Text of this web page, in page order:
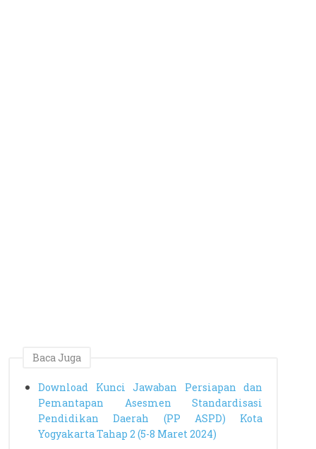
Baca Juga
Download Kunci Jawaban Persiapan dan
Pemantapan Asesmen Standardisasi
Pendidikan Daerah (PP ASPD) Kota
Yogyakarta Tahap 2 (5-8 Maret 2024)